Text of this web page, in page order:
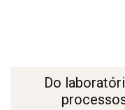
Do